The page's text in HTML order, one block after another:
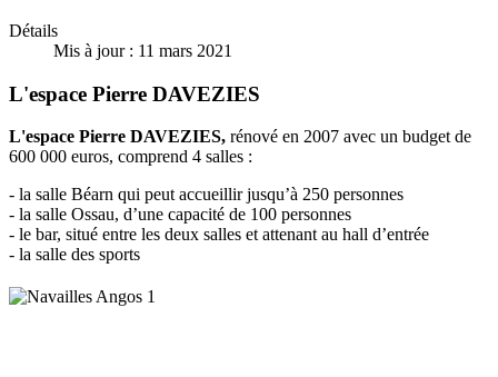
Détails
Mis à jour : 11 mars 2021
L'espace Pierre DAVEZIES
L'espace Pierre DAVEZIES, rénové en 2007 avec un budget de
600 000 euros, comprend 4 salles :
- la salle Béarn qui peut accueillir jusqu’à 250 personnes
- la salle Ossau, d’une capacité de 100 personnes
- le bar, situé entre les deux salles et attenant au hall d’entrée
- la salle des sports